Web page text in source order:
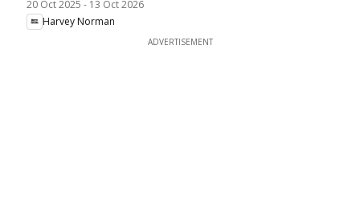
20 Oct 2025 - 13 Oct 2026
Harvey Norman
ADVERTISEMENT